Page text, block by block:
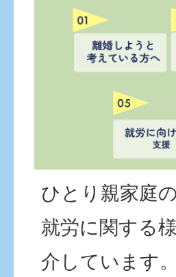
ひとり親家庭
就労に関する
介しています